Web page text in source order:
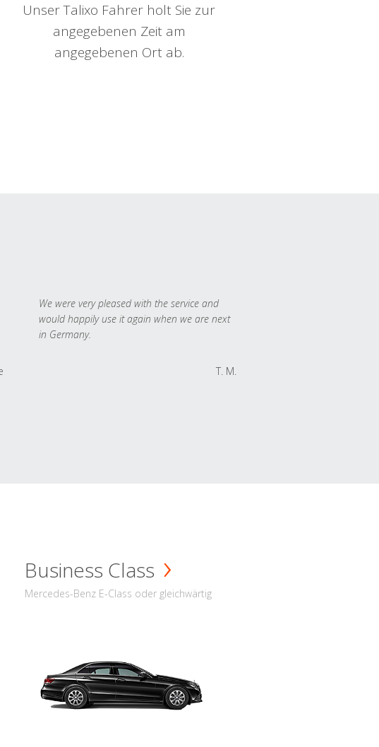
Unser Talixo Fahrer holt Sie zur
angegebenen Zeit am
angegebenen Ort ab.
We were very pleased with the service and
would happily use it again when we are next
in Germany.
T. M.
Business Class
Mercedes-Benz E-Class oder gleichwärtig